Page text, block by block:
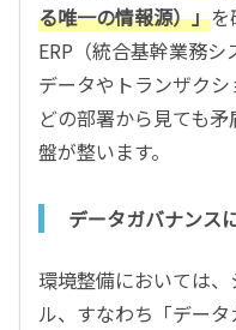
る唯一の情報源）」
ERP（統合基幹業務
データやトランザクシ
どの部署から見ても
盤が整います。
データガバナンス
環境整備においては
ル、すなわち「デー